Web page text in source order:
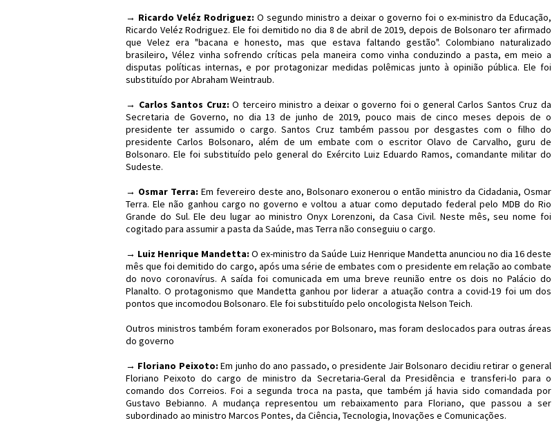
→ Ricardo Veléz Rodriguez: O segundo ministro a deixar o governo foi o ex-ministro da Educação,
Ricardo Veléz Rodriguez. Ele foi demitido no dia 8 de abril de 2019, depois de Bolsonaro ter afirmado
que Velez era "bacana e honesto, mas que estava faltando gestão". Colombiano naturalizado
brasileiro, Vélez vinha sofrendo críticas pela maneira como vinha conduzindo a pasta, em meio a
disputas políticas internas, e por protagonizar medidas polêmicas junto à opinião pública. Ele foi
substituído por Abraham Weintraub.
→ Carlos Santos Cruz: O terceiro ministro a deixar o governo foi o general Carlos Santos Cruz da
Secretaria de Governo, no dia 13 de junho de 2019, pouco mais de cinco meses depois de o
presidente ter assumido o cargo. Santos Cruz também passou por desgastes com o filho do
presidente Carlos Bolsonaro, além de um embate com o escritor Olavo de Carvalho, guru de
Bolsonaro. Ele foi substituído pelo general do Exército Luiz Eduardo Ramos, comandante militar do
Sudeste.
→ Osmar Terra: Em fevereiro deste ano, Bolsonaro exonerou o então ministro da Cidadania, Osmar
Terra. Ele não ganhou cargo no governo e voltou a atuar como deputado federal pelo MDB do Rio
Grande do Sul. Ele deu lugar ao ministro Onyx Lorenzoni, da Casa Civil. Neste mês, seu nome foi
cogitado para assumir a pasta da Saúde, mas Terra não conseguiu o cargo.
→ Luiz Henrique Mandetta: O ex-ministro da Saúde Luiz Henrique Mandetta anunciou no dia 16 deste
mês que foi demitido do cargo, após uma série de embates com o presidente em relação ao combate
do novo coronavírus. A saída foi comunicada em uma breve reunião entre os dois no Palácio do
Planalto. O protagonismo que Mandetta ganhou por liderar a atuação contra a covid-19 foi um dos
pontos que incomodou Bolsonaro. Ele foi substituído pelo oncologista Nelson Teich.
Outros ministros também foram exonerados por Bolsonaro, mas foram deslocados para outras áreas
do governo
→ Floriano Peixoto: Em junho do ano passado, o presidente Jair Bolsonaro decidiu retirar o general
Floriano Peixoto do cargo de ministro da Secretaria-Geral da Presidência e transferi-lo para o
comando dos Correios. Foi a segunda troca na pasta, que também já havia sido comandada por
Gustavo Bebianno. A mudança representou um rebaixamento para Floriano, que passou a ser
subordinado ao ministro Marcos Pontes, da Ciência, Tecnologia, Inovações e Comunicações.